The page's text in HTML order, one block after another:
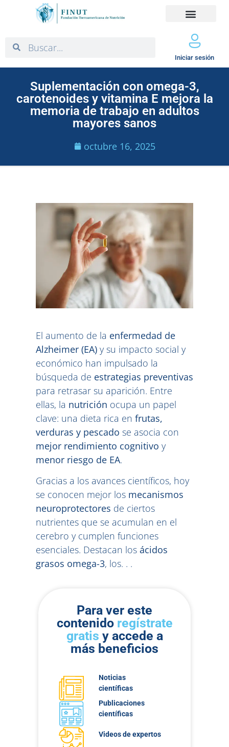
Iniciar sesión
Suplementación con omega-3,
carotenoides y vitamina E mejora la
memoria de trabajo en adultos
mayores sanos
octubre 16, 2025
El aumento de la enfermedad de
Alzheimer (EA) y su impacto social y
económico han impulsado la
búsqueda de estrategias preventivas
para retrasar su aparición. Entre
ellas, la nutrición ocupa un papel
clave: una dieta rica en frutas,
verduras y pescado se asocia con
mejor rendimiento cognitivo y
menor riesgo de EA.
Gracias a los avances científicos, hoy
se conocen mejor los mecanismos
neuroprotectores de ciertos
nutrientes que se acumulan en el
cerebro y cumplen funciones
esenciales. Destacan los ácidos
grasos omega-3, los. . .
Para ver este
contenido regístrate
gratis y accede a
más beneficios
Noticias
científicas
Publicaciones
científicas
Videos de expertos